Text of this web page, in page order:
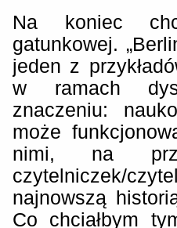
Na koniec
gatunkowej.
jeden z
w ramach
znaczeniu:
może
nimi, na
czytelniczek/
najnowszą
Co chciałbym